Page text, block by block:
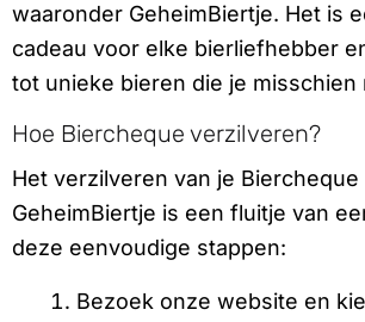
waaronder GeheimBiertje. Het is
cadeau voor elke bierliefhebber
tot unieke bieren die je misschien
Hoe Biercheque verzilveren?
Het verzilveren van je Biercheque
GeheimBiertje is een fluitje van
deze eenvoudige stappen:
Bezoek onze website en